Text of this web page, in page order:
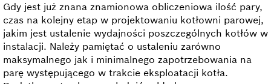
Gdy jest już znana znamionowa obliczeniowa ilość pary,
czas na kolejny etap w projektowaniu kotłowni parowej,
jakim jest ustalenie wydajności poszczególnych kotłów w
instalacji. Należy pamiętać o ustaleniu zarówno
maksymalnego jak i minimalnego zapotrzebowania na
parę występującego w trakcie eksploatacji kotła.